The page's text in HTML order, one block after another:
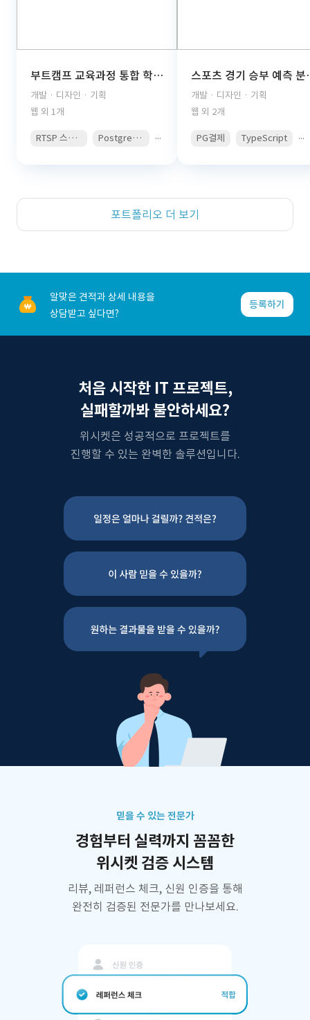
부트캠프 교육과정 통합 학습관리 플랫폼(React, TypeScript, FastAPI, PostgreSQL, AWS S3, JWT Auth, PDF Viewer)
개발 · 디자인 · 기획
웹 외 1개
RTSP 스트리밍 PostgreSQL ...
스포츠 경기 승부 예
개발 · 디자인 · 기획
웹 외 2개
PG결제 TypeScript ...
포트폴리오 더 보기
알맞은 견적과 상세 내용을
상담받고 싶다면?
등록하기
처음 시작한 IT 프로젝트,
실패할까봐 불안하세요?
위시켓은 성공적으로 프로젝트를
진행할 수 있는 완벽한 솔루션입니다.
믿을 수 있는 전문가
경험부터 실력까지 꼼꼼한
위시켓 검증 시스템
리뷰, 레퍼런스 체크, 신원 인증을 통해
완전히 검증된 전문가를 만나보세요.